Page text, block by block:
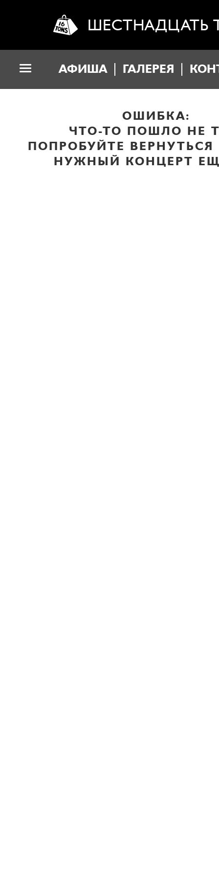
ШЕСТНАДЦАТЬ
АФИША ГАЛЕРЕЯ
ОШИБКА:
ЧТО-ТО ПОШЛО НЕ
ПОПРОБУЙТЕ
НУЖНЫЙ КОНЦЕРТ